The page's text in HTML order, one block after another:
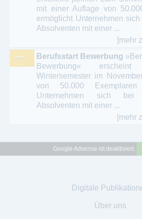
mit einer Auflage von
ermöglicht Unternehmen
Absolventen mit einer ...
[mehr
Berufsstart Bewerbung
Bewerbung«
Wintersemester im
von 50.000
Unternehmen sich bei
Absolventen mit einer ...
[mehr
Google Adsense ist deaktiviert.
Digitale
Über uns